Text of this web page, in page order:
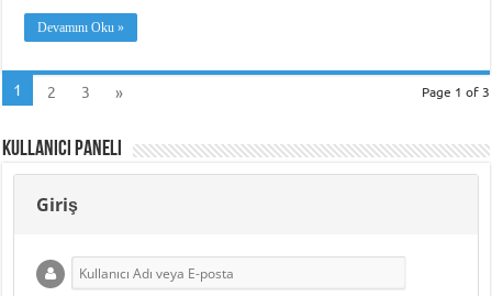
Devamını Oku »
Page 1 of 3
1 2 3 »
Kullanıcı Paneli
Giriş